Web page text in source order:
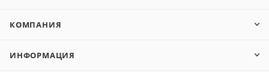
КОМПАНИЯ
ИНФОРМАЦИЯ